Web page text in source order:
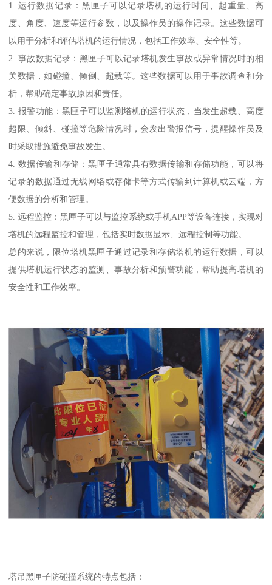
1. 运行数据记录：黑匣子可以记录塔机的运行时间、起重量、高
度、角度、速度等运行参数，以及操作员的操作记录。这些数据可
以用于分析和评估塔机的运行情况，包括工作效率、安全性等。
2. 事故数据记录：黑匣子可以记录塔机发生事故或异常情况时的相
关数据，如碰撞、倾倒、超载等。这些数据可以用于事故调查和分
析，帮助确定事故原因和责任。
3. 报警功能：黑匣子可以监测塔机的运行状态，当发生超载、高度
超限、倾斜、碰撞等危险情况时，会发出警报信号，提醒操作员及
时采取措施避免事故发生。
4. 数据传输和存储：黑匣子通常具有数据传输和存储功能，可以将
记录的数据通过无线网络或存储卡等方式传输到计算机或云端，方
便数据的分析和管理。
5. 远程监控：黑匣子可以与监控系统或手机APP等设备连接，实现对
塔机的远程监控和管理，包括实时数据显示、远程控制等功能。
总的来说，限位塔机黑匣子通过记录和存储塔机的运行数据，可以
提供塔机运行状态的监测、事故分析和预警功能，帮助提高塔机的
安全性和工作效率。
塔吊黑匣子防碰撞系统的特点包括：